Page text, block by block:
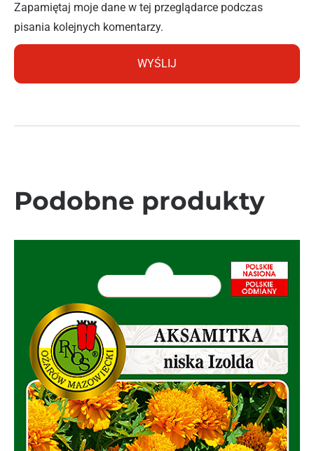
Zapamiętaj moje dane w tej przeglądarce podczas
pisania kolejnych komentarzy.
Podobne produkty